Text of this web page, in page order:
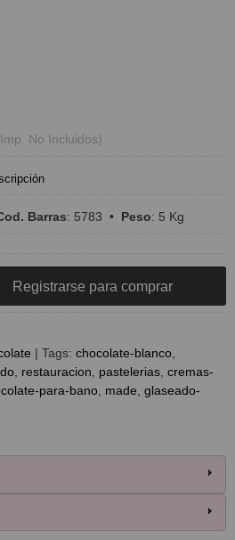
No Incluidos)
Barras: 5783 • Peso: 5 Kg
Registrarse para comprar
| Tags: chocolate-blanco
restauracion pastelerias cremas-
para-bano made glaseado-